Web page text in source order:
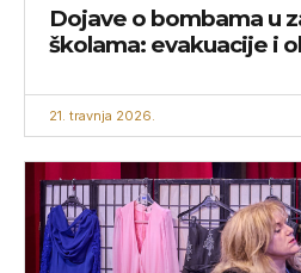
Dojave o bombama u
školama: evakuacije i
21. travnja 2026.